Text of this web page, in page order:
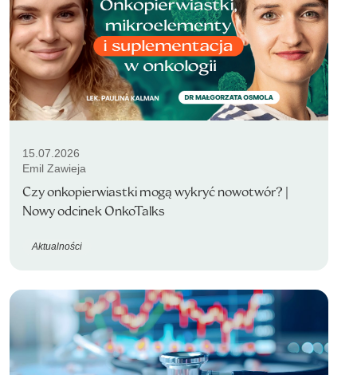
15.07.2026
Emil Zawieja
Czy onkopierwiastki mogą wykryć nowotwór? |
Nowy odcinek OnkoTalks
Aktualności